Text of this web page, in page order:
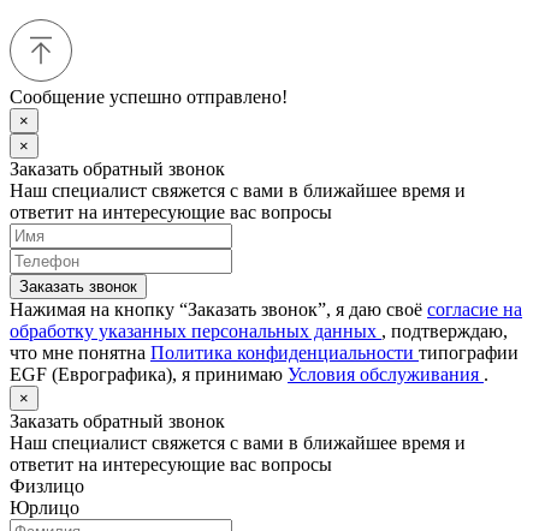
Сообщение успешно отправлено!
×
×
Заказать обратный звонок
Наш специалист свяжется с вами в ближайшее время и
ответит на интересующие вас вопросы
Заказать звонок
Нажимая на кнопку “Заказать звонок”, я даю своё согласие на
обработку указанных персональных данных , подтверждаю,
что мне понятна Политика конфиденциальности типографии
EGF (Еврографика), я принимаю Условия обслуживания .
×
Заказать обратный звонок
Наш специалист свяжется с вами в ближайшее время и
ответит на интересующие вас вопросы
Физлицо
Юрлицо